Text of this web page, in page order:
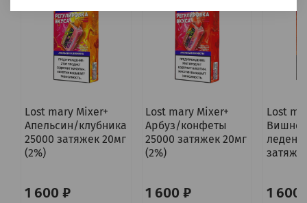
Lost mary Mixer+
Апельсин/клубника
25000 затяжек 20мг
(2%)
1 600 ₽
Lost mary Mixer+
Арбуз/конфеты
25000 затяжек 20мг
(2%)
1 600 ₽
Lost
1 600